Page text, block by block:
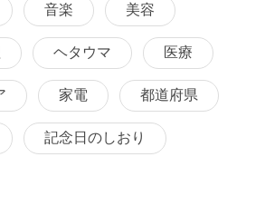
音楽 美容
ヘタウマ 医療
家電 都道府県
記念日のしおり